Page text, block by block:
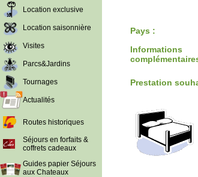
Location exclusive
Location saisonnière
Visites
Parcs&Jardins
Tournages
Actualités
Routes historiques
Séjours en forfaits &
coffrets cadeaux
Guides papier Séjours
aux Chateaux
Pays :
Informations
Prestation